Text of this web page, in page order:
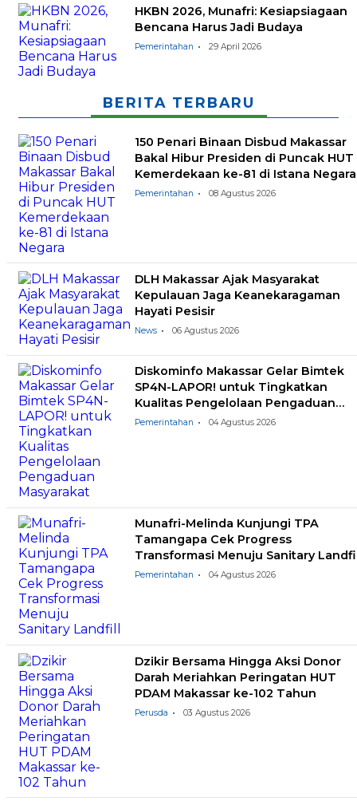
HKBN 2026, Munafri: Kesiapsiagaan
Bencana Harus Jadi Budaya
Pemerintahan 29 April 2026
BERITA TERBARU
150 Penari Binaan Disbud Makassar
Bakal Hibur Presiden di Puncak HUT
Kemerdekaan ke-81 di Istana Negara
Pemerintahan 08 Agustus 2026
DLH Makassar Ajak Masyarakat
Kepulauan Jaga Keanekaragaman
Hayati Pesisir
News 06 Agustus 2026
Diskominfo Makassar Gelar Bimtek
SP4N-LAPOR! untuk Tingkatkan
Kualitas Pengelolaan Pengaduan
Masyarakat
Pemerintahan 04 Agustus 2026
Munafri-Melinda Kunjungi TPA
Tamangapa Cek Progress
Transformasi Menuju Sanitary
Pemerintahan 04 Agustus 2026
Dzikir Bersama Hingga Aksi Donor
Darah Meriahkan Peringatan HUT
PDAM Makassar ke-102 Tahun
Perusda 03 Agustus 2026